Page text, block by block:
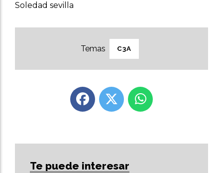
Soledad sevilla
C3A
Te puede interesar